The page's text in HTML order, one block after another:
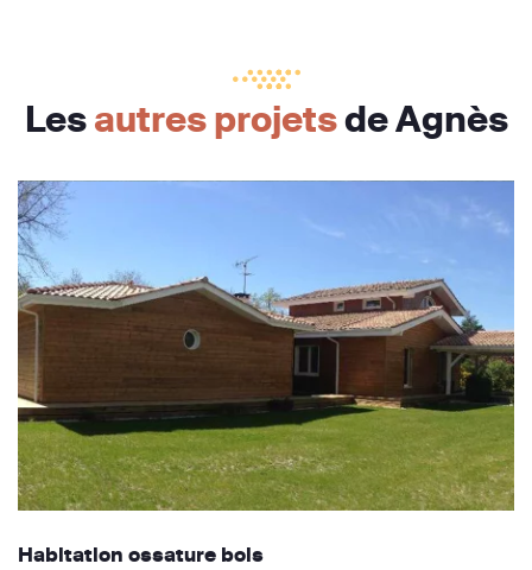
Lesautres projetsde Agnès
Habitation ossature bois